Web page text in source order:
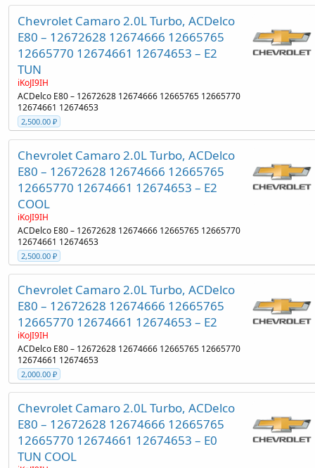
Chevrolet Camaro 2.0L Turbo, ACDelco
E80 – 12672628 12674666 12665765
12665770 12674661 12674653 – E2
TUN
iKoJI9IH
ACDelco E80 – 12672628 12674666 12665765 12665770
12674661 12674653
2,500.00 ₽
Chevrolet Camaro 2.0L Turbo, ACDelco
E80 – 12672628 12674666 12665765
12665770 12674661 12674653 – E2
COOL
iKoJI9IH
ACDelco E80 – 12672628 12674666 12665765 12665770
12674661 12674653
2,500.00 ₽
Chevrolet Camaro 2.0L Turbo, ACDelco
E80 – 12672628 12674666 12665765
12665770 12674661 12674653 – E2
iKoJI9IH
ACDelco E80 – 12672628 12674666 12665765 12665770
12674661 12674653
2,000.00 ₽
Chevrolet Camaro 2.0L Turbo, ACDelco
E80 – 12672628 12674666 12665765
12665770 12674661 12674653 – E0
TUN COOL